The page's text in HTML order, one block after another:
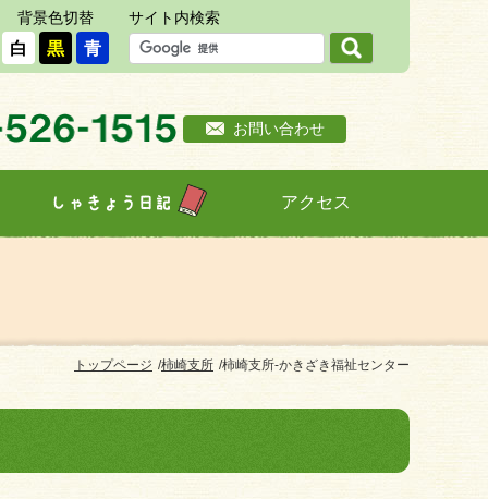
お問い合わせ
背景色切替
白 黒 青
サイト内検索
しゃきょう日記 アクセス
トップページ 柿崎支所 柿崎支所-かきざき福祉センター